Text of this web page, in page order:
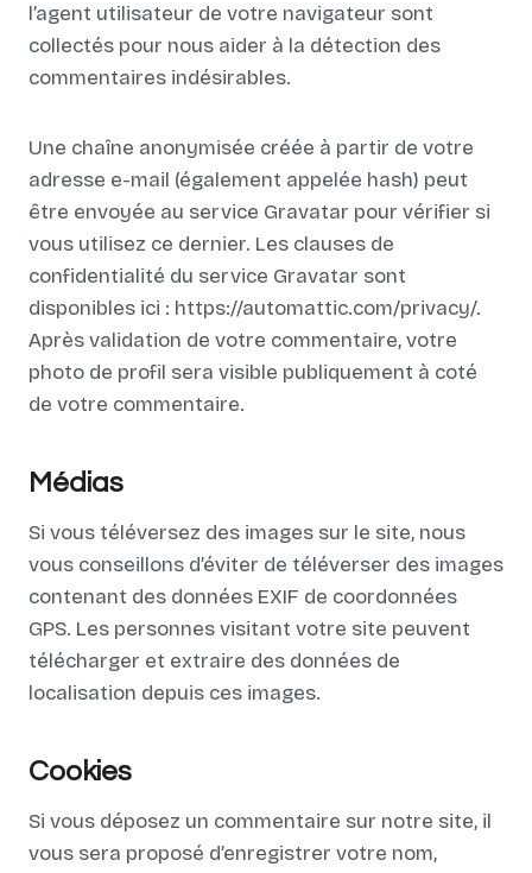
l’agent utilisateur de votre navigateur sont
collectés pour nous aider à la détection des
commentaires indésirables.
Une chaîne anonymisée créée à partir de votre
adresse e-mail (également appelée hash) peut
être envoyée au service Gravatar pour vérifier si
vous utilisez ce dernier. Les clauses de
confidentialité du service Gravatar sont
disponibles ici : https://automattic.com/privacy/.
Après validation de votre commentaire, votre
photo de profil sera visible publiquement à coté
de votre commentaire.
Médias
Si vous téléversez des images sur le site, nous
vous conseillons d’éviter de téléverser des images
contenant des données EXIF de coordonnées
GPS. Les personnes visitant votre site peuvent
télécharger et extraire des données de
localisation depuis ces images.
Cookies
Si vous déposez un commentaire sur notre site, il
vous sera proposé d’enregistrer votre nom,